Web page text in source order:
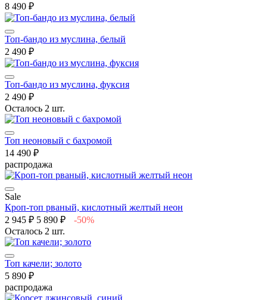
8 490 ₽
Топ-бандо из муслина, белый
2 490 ₽
Топ-бандо из муслина, фуксия
2 490 ₽
Осталось 2 шт.
Топ неоновый с бахромой
14 490 ₽
распродажа
Sale
Кроп-топ рваный, кислотный желтый неон
2 945 ₽ 5 890 ₽
-50%
Осталось 2 шт.
Топ качели; золото
5 890 ₽
распродажа